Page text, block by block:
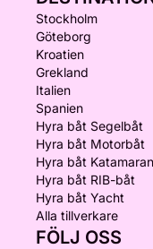
Stockholm
Göteborg
Kroatien
Grekland
Italien
Spanien
Hyra båt Segelbåt
Hyra båt Motorbåt
Hyra båt Katamaran
Hyra båt RIB-båt
Hyra båt Yacht
Alla tillverkare
FÖLJ OSS